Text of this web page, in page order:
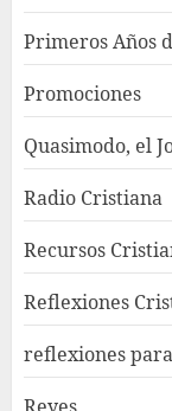
Primeros Años
Promociones
Quasimodo, el
Radio Cristiana
Recursos
Reflexiones
reflexiones